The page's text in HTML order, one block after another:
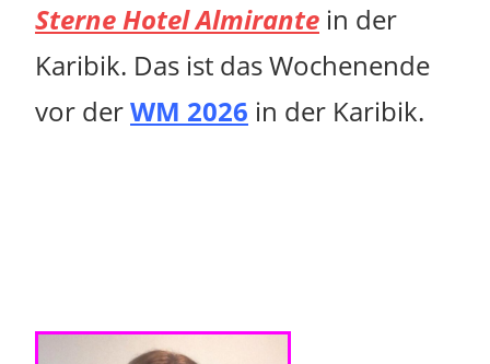
Sterne Hotel Almirante in der
Karibik. Das ist das Wochenende
vor derWM 2026 in der Karibik.